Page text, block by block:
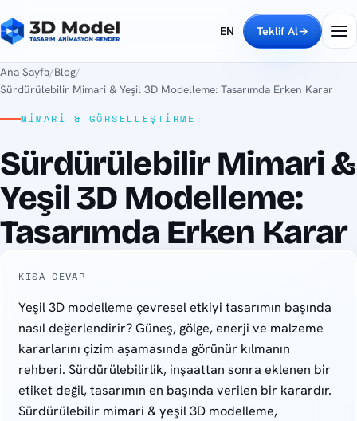
EN Teklif Al→
Ana Sayfa/Blog/
Sürdürülebilir Mimari & Yeşil 3D Modelleme: Tasarımda Erken Karar
MIMARI & GÖRSELLEŞTIRME
Sürdürülebilir Mimari &
Yeşil 3D Modelleme:
Tasarımda Erken Karar
KISA CEVAP
Yeşil 3D modelleme çevresel etkiyi tasarımın başında
nasıl değerlendirir? Güneş, gölge, enerji ve malzeme
kararlarını çizim aşamasında görünür kılmanın
rehberi. Sürdürülebilirlik, inşaattan sonra eklenen bir
etiket değil, tasarımın en başında verilen bir karardır.
Sürdürülebilir mimari & yeşil 3D modelleme,